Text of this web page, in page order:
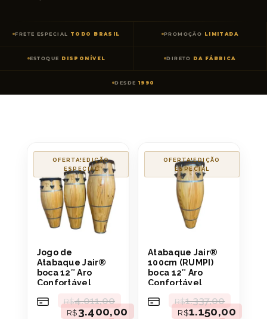
FRETE ESPECIAL TODO BRASIL PROMOÇÃO LIMITADA
ESTOQUE DISPONÍVEL DIRETO DA FÁBRICA
DESDE 1990
OFERTA!
Jogo de
Atabaque Jair®
boca 12″ Aro
Confortável
R$4.011,00
R$3.400,00
OFERTA!
Atabaque Jair®
100cm (RUMPI)
boca 12″ Aro
Confortável
R$1.337,00
R$1.150,00